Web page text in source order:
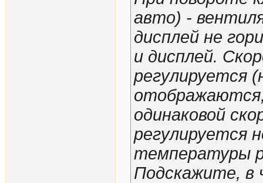
авто) -
дисплей не
и дисплей.
регулируется
одинаковой
регулируется
температуры
Подскажите, в